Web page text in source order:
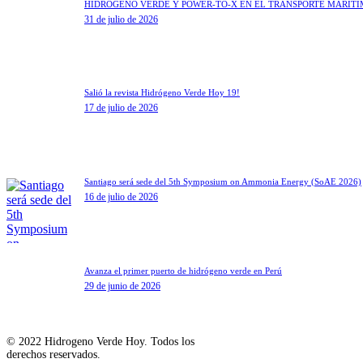
HIDRÓGENO VERDE Y POWER-TO-X EN EL TRANSPORTE
31 de julio de 2026
Salió la revista Hidrógeno Verde Hoy 19!
17 de julio de 2026
Santiago será sede del 5th Symposium on Ammonia Energy (SoAE 2026)
16 de julio de 2026
Avanza el primer puerto de hidrógeno verde en Perú
29 de junio de 2026
© 2022 Hidrogeno Verde Hoy. Todos los
derechos reservados.